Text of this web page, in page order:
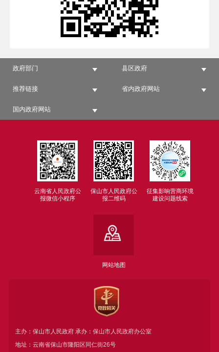
政府部门 县区政府
推荐链接 省内政府网站
国内政府网站
云南省人民政府公
报微信小程序
保山市人民政府公
报二维码
征集影响营商环境
建设问题线索
网站地图
主办：保山市人民政府 承办：保山市人民政府办公室
地址：云南省保山市隆阳区同仁街26号